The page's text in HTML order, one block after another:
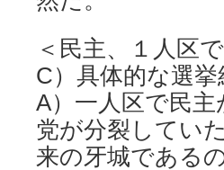
＜民主、１人区
C）具体的な選
A）一人区で民
党が分裂してい
来の牙城である